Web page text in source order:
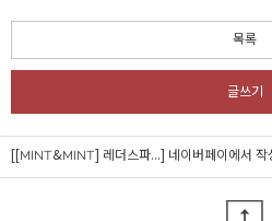
목록
글쓰기
[[MINT&MINT] 레더스파...] 네이버페이에서 작